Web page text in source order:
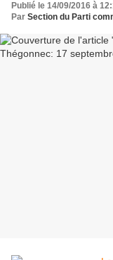
Publié le 14/09/2016 à
Par Section du Parti